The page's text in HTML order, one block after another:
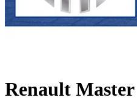
Renault Master